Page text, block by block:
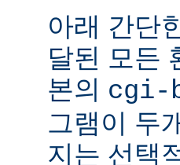
아래 간단
달된 모든
본의 cgi-
그램이 두
지는 선택